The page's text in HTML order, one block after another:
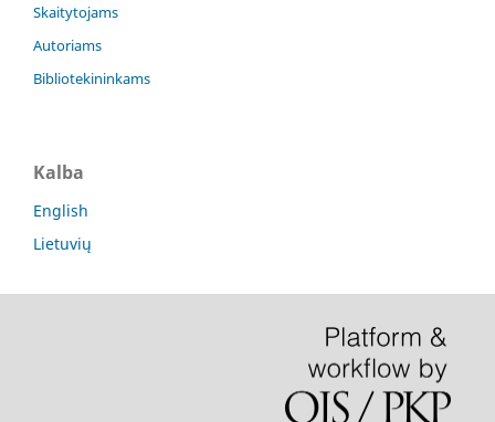
Skaitytojams
Autoriams
Bibliotekininkams
Kalba
English
Lietuvių